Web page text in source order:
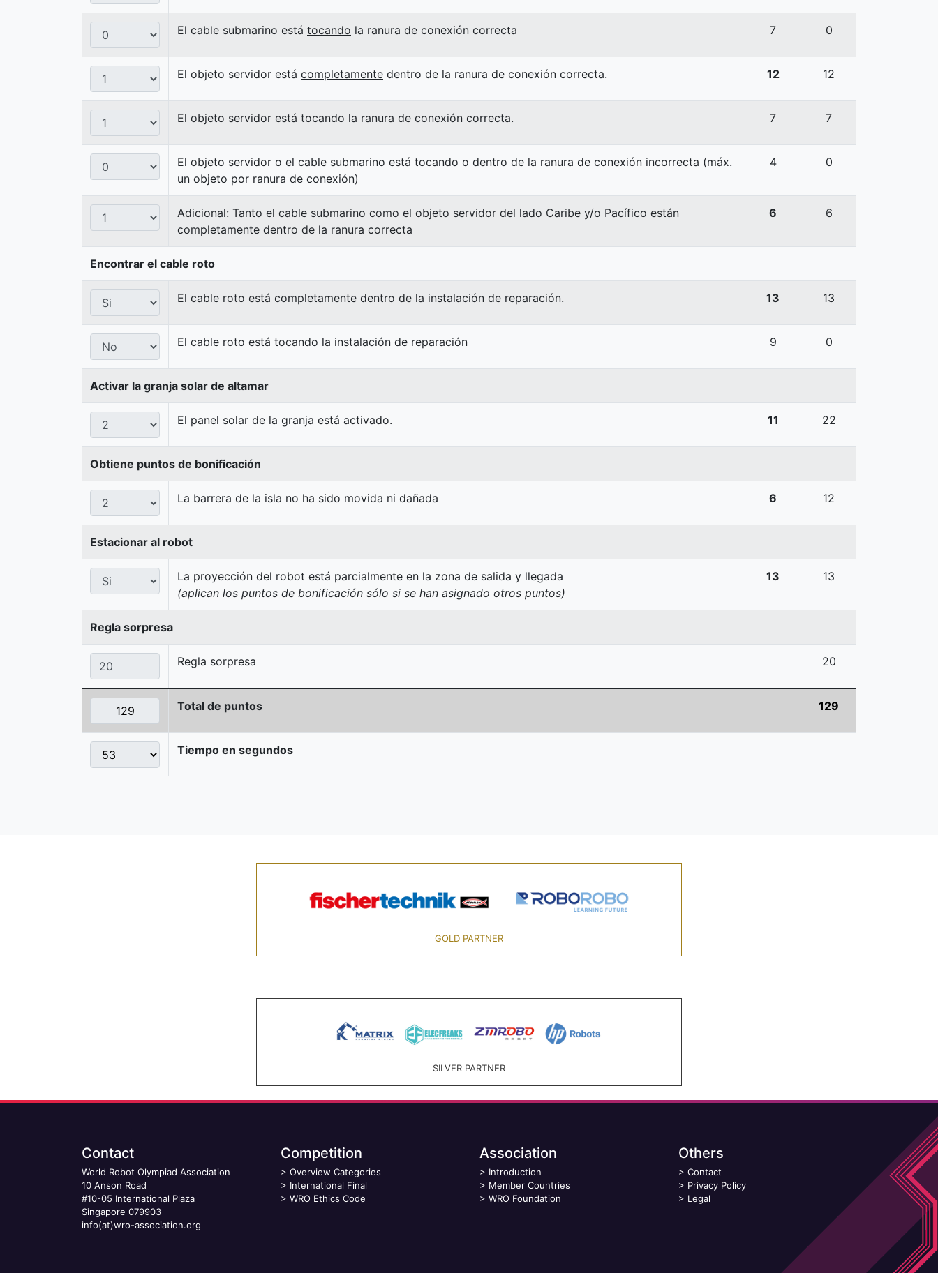
El cable submarino está tocando la ranura de conexión correcta 7 0
El objeto servidor está completamente dentro de la ranura de conexión correcta. 12 12
El objeto servidor está tocando la ranura de conexión correcta. 7 7
El objeto servidor o el cable submarino está tocando o dentro de la ranura de conexión incorrecta (máx.
un objeto por ranura de conexión)
4 0
Adicional: Tanto el cable submarino como el objeto servidor del lado Caribe y/o Pacífico están
completamente dentro de la ranura correcta
6 6
Encontrar el cable roto
El cable roto está completamente dentro de la instalación de reparación. 13 13
El cable roto está tocando la instalación de reparación 9 0
Activar la granja solar de altamar
El panel solar de la granja está activado. 11 22
Obtiene puntos de bonificación
La barrera de la isla no ha sido movida ni dañada 6 12
Estacionar al robot
La proyección del robot está parcialmente en la zona de salida y llegada
(aplican los puntos de bonificación sólo si se han asignado otros puntos)
13 13
Regla sorpresa
Regla sorpresa 20
Total de puntos 129
Tiempo en segundos
GOLD PARTNER
SILVER PARTNER
Contact
World Robot Olympiad Association
10 Anson Road
#10-05 International Plaza
Singapore 079903
info(at)wro-association.org
Competition
> Overview Categories
> International Final
> WRO Ethics Code
Association
> Introduction
> Member Countries
> WRO Foundation
Others
> Contact
> Privacy Policy
> Legal